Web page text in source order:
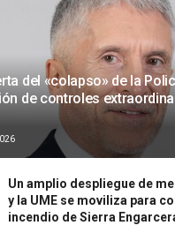
del «colapso» de la
de controles
Un amplio despliegue de
y la UME se moviliza para
incendio de Sierra